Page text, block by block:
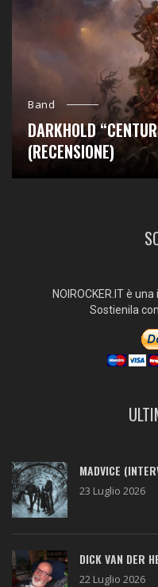
Band
DARKHOLD
(RECENSIONE)
NOIROCKER.IT è
Sostienila
MADVICE
23 Luglio 2026
DICK VAN DER
22 Luglio 2026